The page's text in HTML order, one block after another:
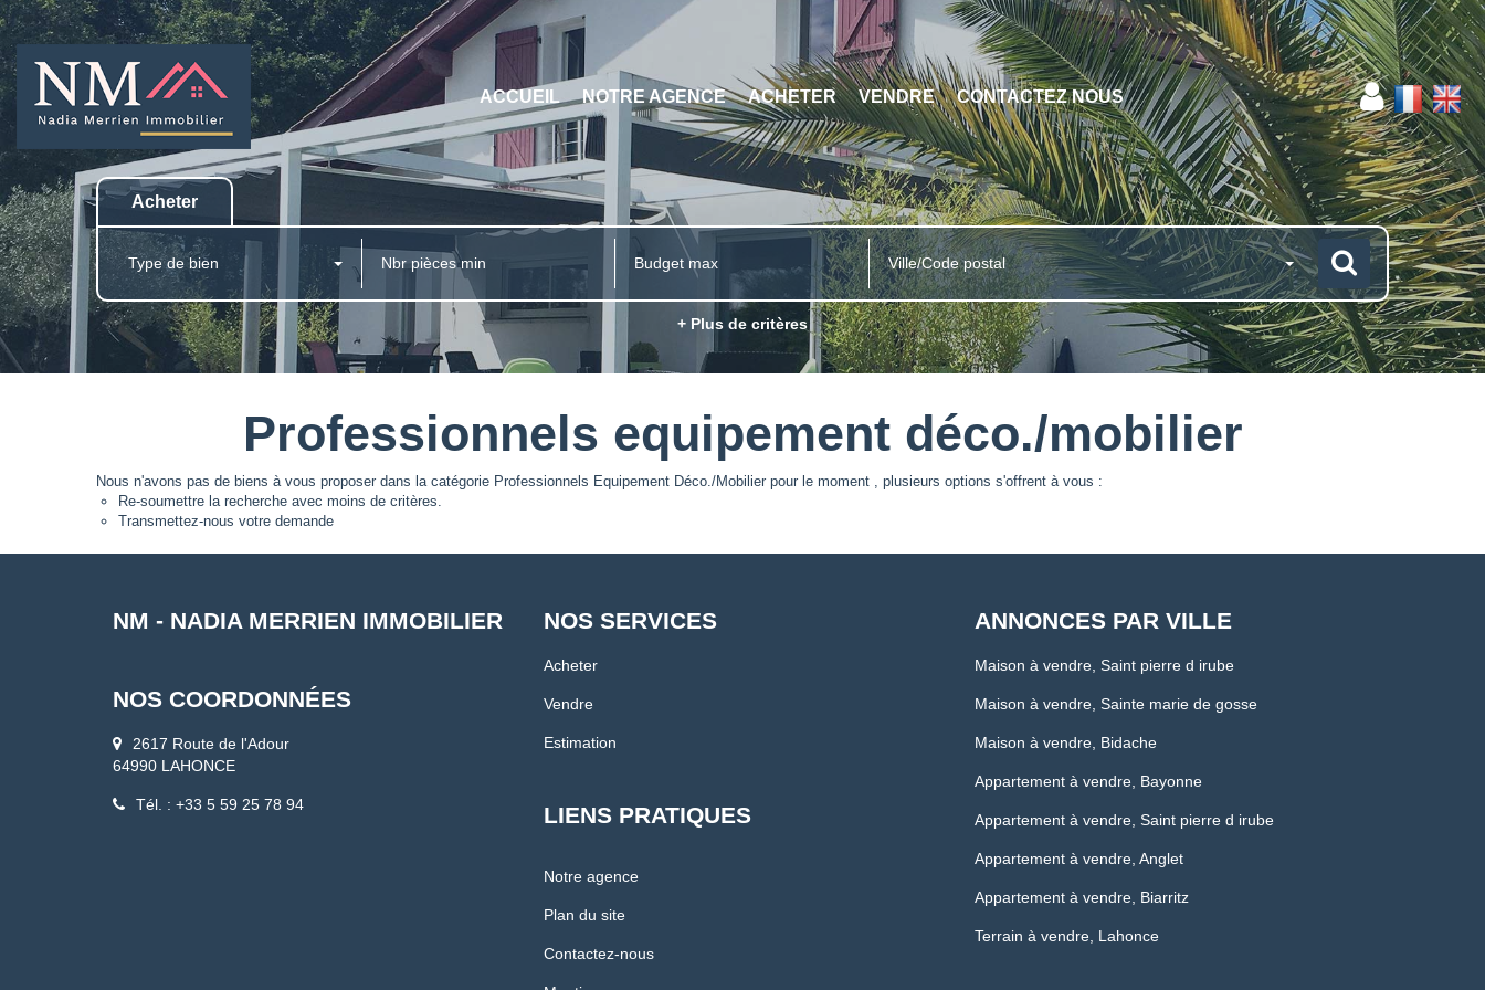
ACCUEIL NOTRE AGENCE ACHETER VENDRE CONTACTEZ NOUS
Acheter
Type de bien Ville/Code postal
+ Plus de critères
Professionnels equipement déco./mobilier
Nous n'avons pas de biens à vous proposer dans la catégorie Professionnels Equipement Déco./Mobilier pour le moment , plusieurs options s'offrent à vous :
Re-soumettre la recherche avec moins de critères.
Transmettez-nous votre demande
NM - NADIA MERRIEN IMMOBILIER
NOS COORDONNÉES
2617 Route de l'Adour
64990 LAHONCE
Tél. : +33 5 59 25 78 94
NOS SERVICES
Acheter
Vendre
Estimation
LIENS PRATIQUES
Notre agence
Plan du site
Contactez-nous
ANNONCES PAR VILLE
Maison à vendre, Saint pierre d irube
Maison à vendre, Sainte marie de gosse
Maison à vendre, Bidache
Appartement à vendre, Bayonne
Appartement à vendre, Saint pierre d irube
Appartement à vendre, Anglet
Appartement à vendre, Biarritz
Terrain à vendre, Lahonce